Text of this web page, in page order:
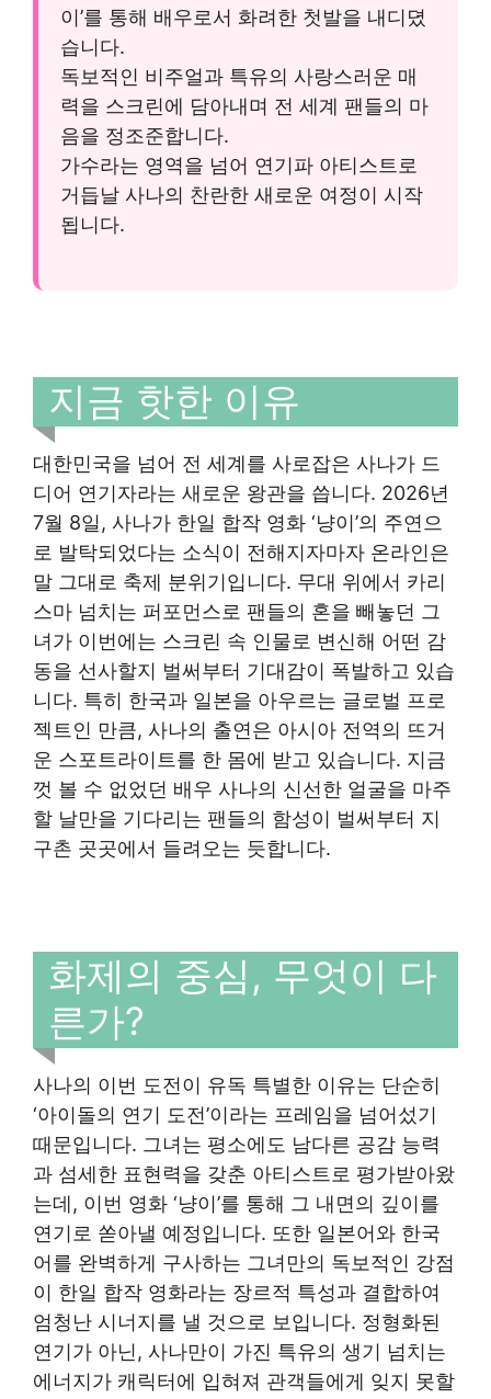
이’를 통해 배우로서 화려한 첫발을 내디뎠
습니다.
독보적인 비주얼과 특유의 사랑스러운 매
력을 스크린에 담아내며 전 세계 팬들의 마
음을 정조준합니다.
가수라는 영역을 넘어 연기파 아티스트로
거듭날 사나의 찬란한 새로운 여정이 시작
됩니다.
지금 핫한 이유
대한민국을 넘어 전 세계를 사로잡은 사나가 드
디어 연기자라는 새로운 왕관을 씁니다. 2026년
7월 8일, 사나가 한일 합작 영화 ‘냥이’의 주연으
로 발탁되었다는 소식이 전해지자마자 온라인은
말 그대로 축제 분위기입니다. 무대 위에서 카리
스마 넘치는 퍼포먼스로 팬들의 혼을 빼놓던 그
녀가 이번에는 스크린 속 인물로 변신해 어떤 감
동을 선사할지 벌써부터 기대감이 폭발하고 있습
니다. 특히 한국과 일본을 아우르는 글로벌 프로
젝트인 만큼, 사나의 출연은 아시아 전역의 뜨거
운 스포트라이트를 한 몸에 받고 있습니다. 지금
껏 볼 수 없었던 배우 사나의 신선한 얼굴을 마주
할 날만을 기다리는 팬들의 함성이 벌써부터 지
구촌 곳곳에서 들려오는 듯합니다.
화제의 중심, 무엇이 다
른가?
사나의 이번 도전이 유독 특별한 이유는 단순히
‘아이돌의 연기 도전’이라는 프레임을 넘어섰기
때문입니다. 그녀는 평소에도 남다른 공감 능력
과 섬세한 표현력을 갖춘 아티스트로 평가받아왔
는데, 이번 영화 ‘냥이’를 통해 그 내면의 깊이를
연기로 쏟아낼 예정입니다. 또한 일본어와 한국
어를 완벽하게 구사하는 그녀만의 독보적인 강점
이 한일 합작 영화라는 장르적 특성과 결합하여
엄청난 시너지를 낼 것으로 보입니다. 정형화된
연기가 아닌, 사나만이 가진 특유의 생기 넘치는
에너지가 캐릭터에 입혀져 관객들에게 잊지 못할